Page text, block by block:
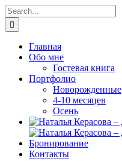
Skip
to
content
Search
for:
Главная
Обо мне
Гостевая книга
Портфолио
Новорожденные
4-10 месяцев
Осень
Бронирование
Контакты